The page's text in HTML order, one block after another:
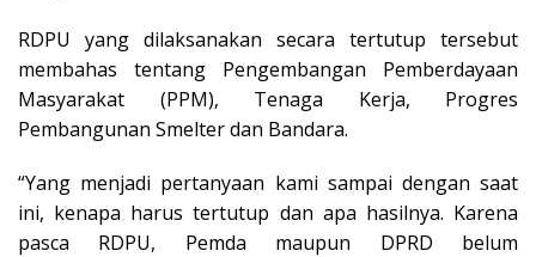
RDPU yang dilaksanakan secara tertutup tersebut
membahas tentang Pengembangan Pemberdayaan
Masyarakat (PPM), Tenaga Kerja, Progres
Pembangunan Smelter dan Bandara.
“Yang menjadi pertanyaan kami sampai dengan saat
ini, kenapa harus tertutup dan apa hasilnya. Karena
pasca RDPU, Pemda maupun DPRD belum